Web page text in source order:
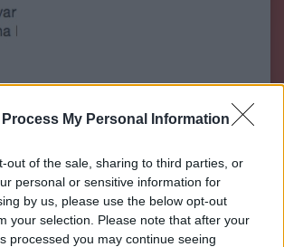
Process My Personal Information
out of the sale, sharing to third parties, or
personal or sensitive information for
by us, please use the below opt-out
your selection. Please note that after your
processed you may continue seeing
probléma. Globális probléma – sőt, a
folyamat az elvándorlás, a
De ez a létszám valóban ennyi? Fél millió
van biztos,…..
10:23:21
évet töltöttünk külföldi melóval ami arra